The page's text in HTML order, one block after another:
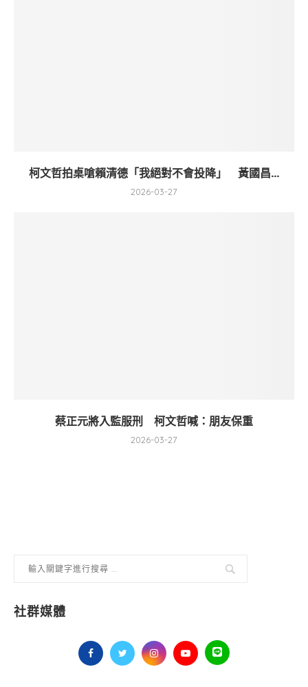
柯文哲拍桌嗆賴清德「我絕對不會投降」 黃國昌...
2026-03-27
蔡正元將入監服刑 柯文哲喊：朋友保重
2026-03-27
社群媒體